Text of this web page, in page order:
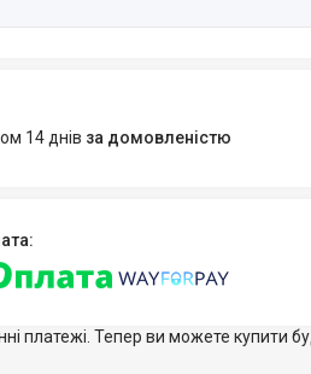
14 днів за домовленістю
платежі. Тепер ви можете купити